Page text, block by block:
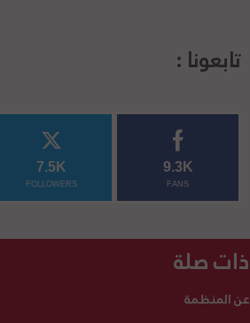
تابعونا :
9.3K
FANS
7.5K
FOLLOWERS
ذات صلة
عن المنظمة